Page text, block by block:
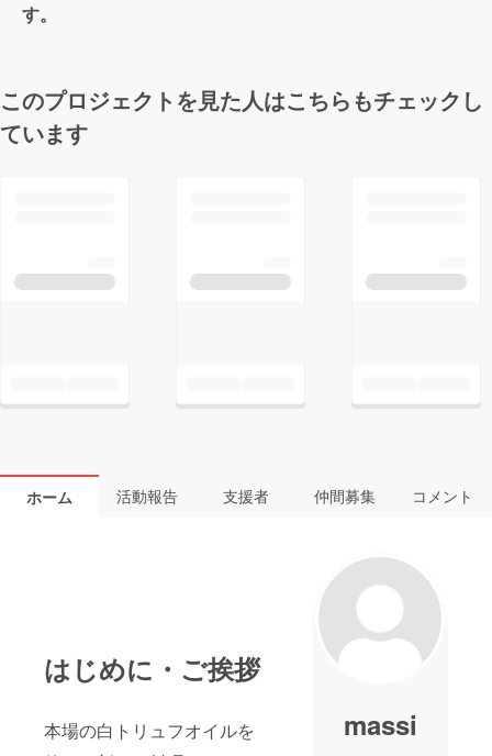
す。
このプロジェクトを見た人はこちらもチェックし
ています
ホーム 活動報告 支援者 仲間募集 コメント
はじめに・ご挨拶
本場の白トリュフオイルを
massi